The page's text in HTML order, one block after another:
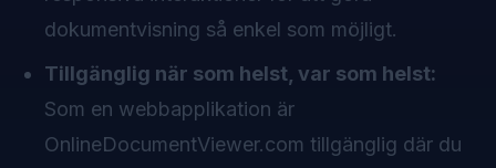
dokumentvisning så enkel som möjligt.
Tillgänglig när som helst, var som helst:
Som en webbapplikation är
OnlineDocumentViewer.com tillgänglig där du